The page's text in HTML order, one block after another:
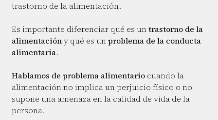
trastorno de la alimentación.
Es importante diferenciar qué es untrastorno de la
alimentacióny qué es unproblema de la conducta
alimentaria.
Hablamos de problema alimentario cuando la
alimentación no implica un perjuicio físico o no
supone una amenaza en la calidad de vida de la
persona.